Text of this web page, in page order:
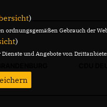
)
ordnungsgemäßen Gebrauch der
)
und Angebote von